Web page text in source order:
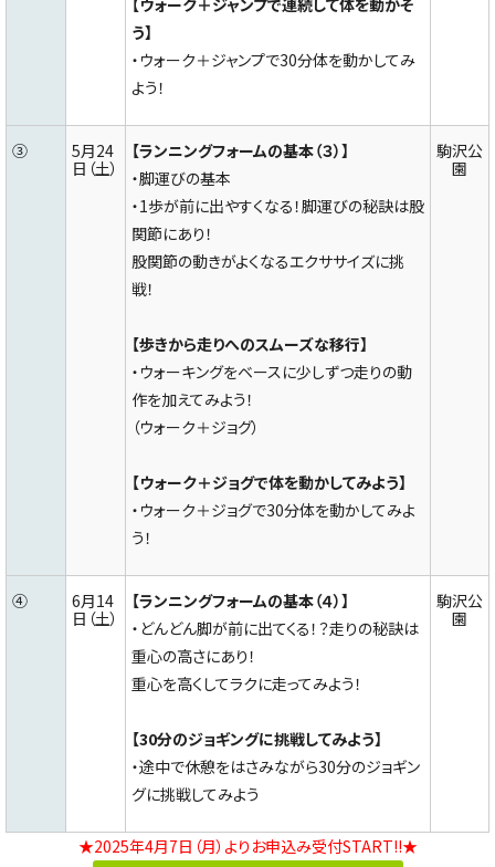
う】
・ウォーク＋ジャンプで30分体を動かしてみ
よう！
③
5月24
日（土）
【ランニングフォームの基本（３）】
・脚運びの基本
・1歩が前に出やすくなる！脚運びの秘訣は股
関節にあり！
股関節の動きがよくなるエクササイズに挑
戦！
【歩きから走りへのスムーズな移行】
・ウォーキングをベースに少しずつ走りの動
作を加えてみよう！
（ウォーク＋ジョグ）
【ウォーク＋ジョグで体を動かしてみよう】
・ウォーク＋ジョグで30分体を動かしてみよ
う！
駒沢公
園
④
6月14
日（土）
【ランニングフォームの基本（４）】
・どんどん脚が前に出てくる！？走りの秘訣は
重心の高さにあり！
重心を高くしてラクに走ってみよう！
【30分のジョギングに挑戦してみよう】
・途中で休憩をはさみながら30分のジョギン
グに挑戦してみよう
駒沢公
園
★2025年4月7日（月）よりお申込み受付START!!★